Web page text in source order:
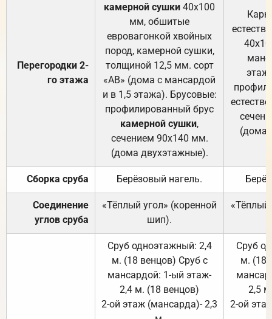
Перегородки 2-
го этажа
камерной сушки 40х100
мм, обшитые
евровагонкой хвойных
пород, камерной сушки,
толщиной 12,5 мм. сорт
«АВ» (дома с мансардой
и в 1,5 этажа). Брусовые:
профилированный брус
камерной сушки,
сечением 90х140 мм.
(дома двухэтажные).
(дома
Сборка сруба Берёзовый нагель.
Соединение
углов сруба
«Тёплый угол» (коренной
шип).
«Тёплый
Сруб одноэтажный: 2,4
м. (18 венцов) Сруб с
мансардой: 1-ый этаж-
2,4 м. (18 венцов)
2-ой этаж (мансарда)- 2,3
Сруб
м. (18
2,5
2-ой